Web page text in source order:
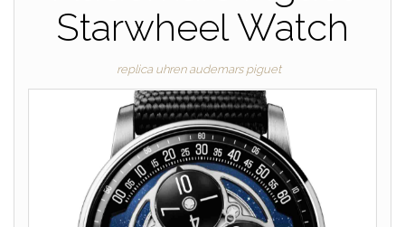
Starwheel Watch
replica uhren audemars piguet